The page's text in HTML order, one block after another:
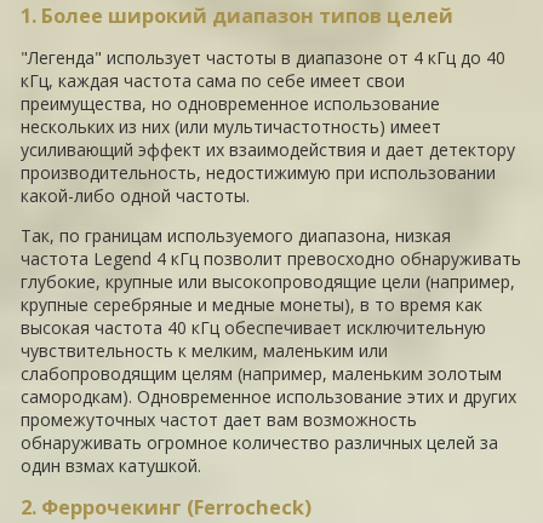
1. Более широкий диапазон типов целей
"Легенда" использует частоты в диапазоне от 4 кГц до 40
кГц, каждая частота сама по себе имеет свои
преимущества, но одновременное использование
нескольких из них (или мультичастотность) имеет
усиливающий эффект их взаимодействия и дает детектору
производительность, недостижимую при использовании
какой-либо одной частоты.
Так, по границам используемого диапазона, низкая
частота Legend 4 кГц позволит превосходно обнаруживать
глубокие, крупные или высокопроводящие цели (например,
крупные серебряные и медные монеты), в то время как
высокая частота 40 кГц обеспечивает исключительную
чувствительность к мелким, маленьким или
слабопроводящим целям (например, маленьким золотым
самородкам). Одновременное использование этих и других
промежуточных частот дает вам возможность
обнаруживать огромное количество различных целей за
один взмах катушкой.
2. Феррочекинг (Ferrocheck)